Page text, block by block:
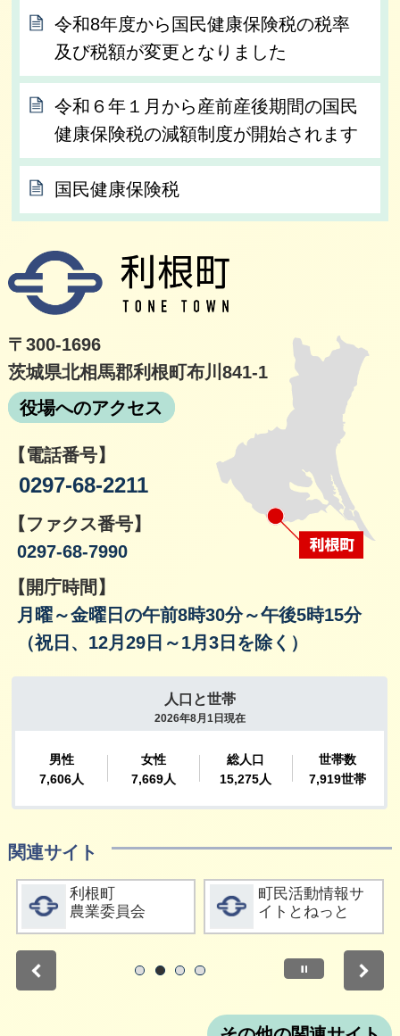
令和8年度から国民健康保険税の税率
及び税額が変更となりました
令和６年１月から産前産後期間の国民
健康保険税の減額制度が開始されます
国民健康保険税
〒300-1696
茨城県北相馬郡利根町布川841-1
役場へのアクセス
【電話番号】
0297-68-2211
【ファクス番号】
0297-68-7990
【開庁時間】
月曜～金曜日の午前8時30分～午後5時15分
（祝日、12月29日～1月3日を除く）
関連サイト
詳細をみる
利根町
農業委員会
詳細をみる
町民活動情報サ
イトとねっと
停止